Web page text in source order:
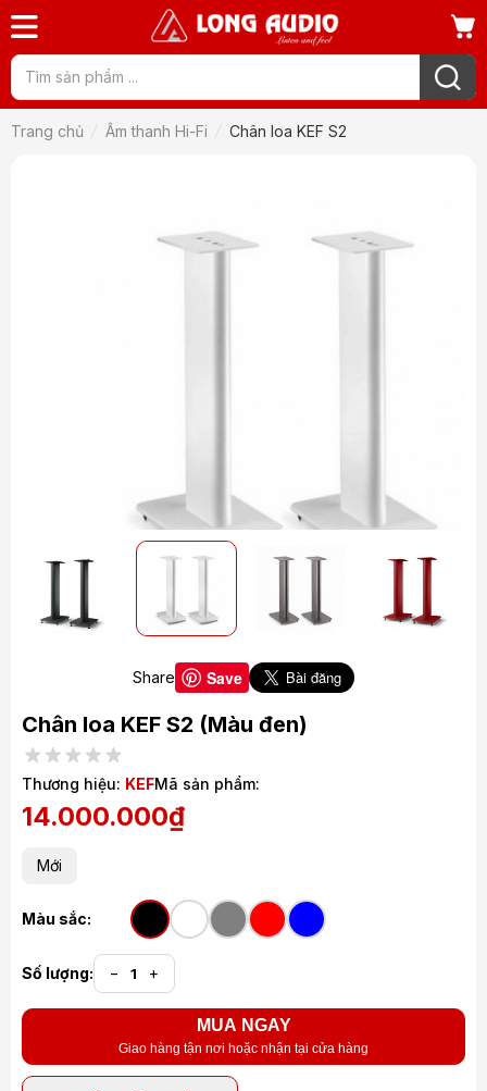
Trang chủ Âm thanh Hi-Fi Chân loa KEF S2
Share Save
Chân loa KEF S2 (Màu đen)
Thương hiệu: KEFMã sản phẩm:
14.000.000₫
Mới
Màu sắc:
Số lượng: − +
MUA NGAY
Giao hàng tận nơi hoặc nhận tại cửa hàng